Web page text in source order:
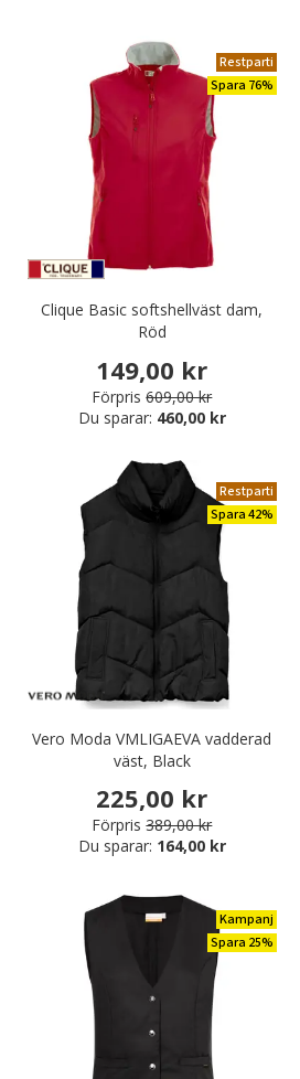
Restparti
Spara 76%
Clique Basic softshellväst dam,
Röd
149,00 kr
Förpris 609,00 kr
Du sparar: 460,00 kr
Restparti
Spara 42%
Vero Moda VMLIGAEVA vadderad
väst, Black
225,00 kr
Förpris 389,00 kr
Du sparar: 164,00 kr
Kampanj
Spara 25%